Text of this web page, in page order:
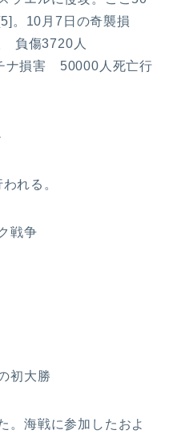
。10月7日の奇襲損
負傷3720人
ナ損害 50000人死亡行
れる。
戦争
初大勝
。海戦に参加したおよ